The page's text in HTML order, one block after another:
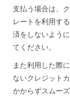
支払う場合は、
レートを利用す
済をしないよう
てください。
また利用した際
ないクレジット
かからずスムー